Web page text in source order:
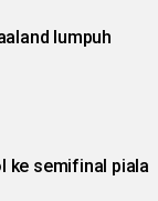
lumpuh
ke semifinal piala